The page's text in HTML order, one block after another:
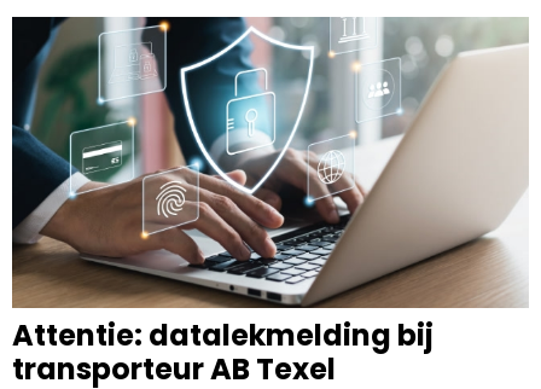
Kossman, penningmeester van Klepperstall e.V.,
laat weten: “Toen we de aanvraag van Pavo
ontvingen, waren we dolblij, want een donatie van
deze omvang is voor ons geen alledaagse
gebeurtenis en een grote zegen!"
Attentie: datalekmelding bij
transporteur AB Texel